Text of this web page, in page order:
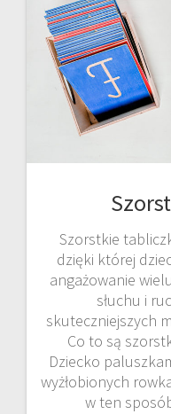
Szorstkie
dzięki której
angażowanie
słuchu i
skuteczniejszych
Co to są
Dziecko
wyżłobionych
w ten